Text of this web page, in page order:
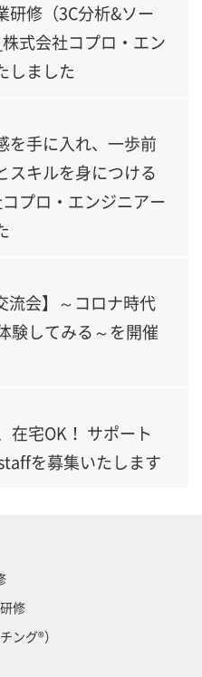
研修（3C分析&ソー
式会社コプロ・エン
しました
を手に入れ、一歩前
スキルを身につける
プロ・エンジニアー
流会】～コロナ時代
験してみる～を開催
在宅OK！ サポート
を募集いたします
修
ング®）